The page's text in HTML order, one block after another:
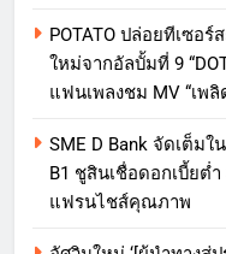
POTATO ปล่อยทีเซอร์
ใหม่จากอัลบั้มที่ 9
แฟนเพลงชม MV “เพ
SME D Bank จัดเต็มใ
B1 ชูสินเชื่อดอกเบี้ยต่
แฟรนไชส์คุณภาพ